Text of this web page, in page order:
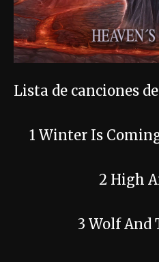
Lista de canciones de
1 Winter Is
2 High
3 Wolf And